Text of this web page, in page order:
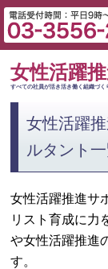
女性活躍
すべての社員が活き活き働く組織づく
女性活躍
ルタント
女性活躍推進サ
リスト育成に力
や女性活躍推進
す。